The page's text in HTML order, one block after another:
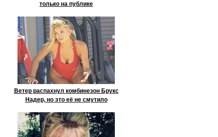
только на публике
Ветер распахнул комбинезон Брукс
Надер, но это её не смутило